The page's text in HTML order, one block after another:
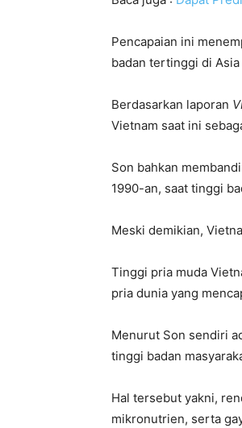
Pencapaian ini
badan tertinggi di
Berdasarkan laporan
Vietnam saat ini
Son bahkan
1990-an, saat tinggi
Meski demikian,
Tinggi pria muda
pria dunia yang
Menurut Son sendiri
tinggi badan
Hal tersebut yakni,
mikronutrien, serta